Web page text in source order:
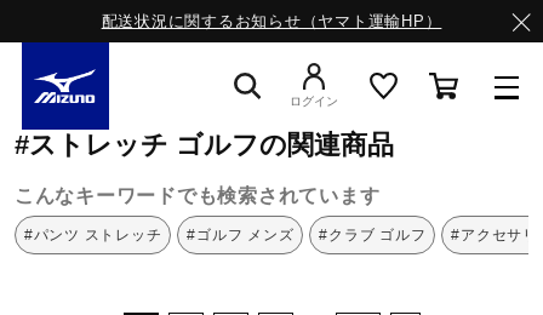
配送状況に関するお知らせ（ヤマト運輸HP）
ライフスタイルウエア
ログイン
ミズノ公式オンライン
#ストレッチ ゴルフの関連商品
こんなキーワードでも検索されています
#パンツ ストレッチ #ゴルフ メンズ #クラブ ゴルフ #アクセサリ